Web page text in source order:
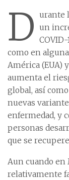
D
urante
un
como en
América (EUA)
aumenta el
global, así
nuevas
enfermedad, y
personas
que se
Aun cuando en
relativamente